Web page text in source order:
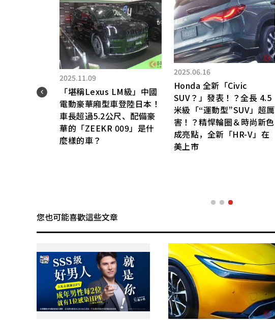
2025.11.09
「堪稱Lexus LM級」中國
電動豪華廂型車登陸日本！
車長超過5.2公尺、配備豪
華的「ZEEKR 009」是什
麼樣的車？
2025.06.16
Honda 全新「Civic
SUV？」發表！？全長 4.5
米級「“運動型”SUV」超厲
害！？精悍輪圈＆時尚新色
成亮點，全新「HR-V」在
美上市
您也可能喜歡這些文章